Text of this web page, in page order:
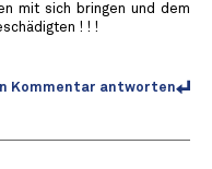
mit sich bringen und dem
! ! !
Kommentar antworten